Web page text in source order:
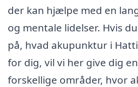
der kan hjælpe med en
og mentale lidelser. Hvis
på, hvad akupunktur i
for dig, vil vi her give dig
forskellige områder, hvor